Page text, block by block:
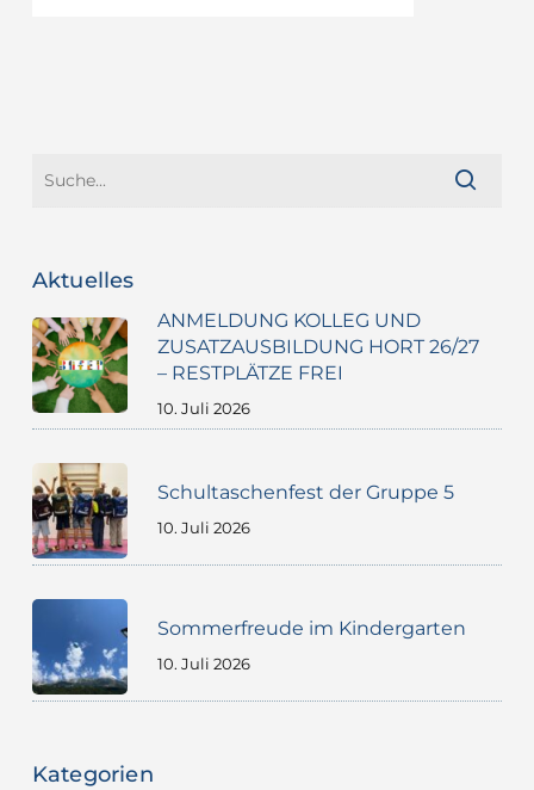
Aktuelles
ANMELDUNG KOLLEG UND
ZUSATZAUSBILDUNG HORT 26/27
– RESTPLÄTZE FREI
10. Juli 2026
Schultaschenfest der Gruppe 5
10. Juli 2026
Sommerfreude im Kindergarten
10. Juli 2026
Kategorien